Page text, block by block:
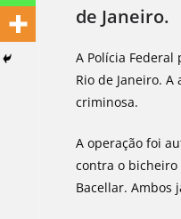
de Janeiro.
A Polícia
Rio de Janeiro.
criminosa.
A operação foi
contra o bicheiro
Bacellar. Ambos